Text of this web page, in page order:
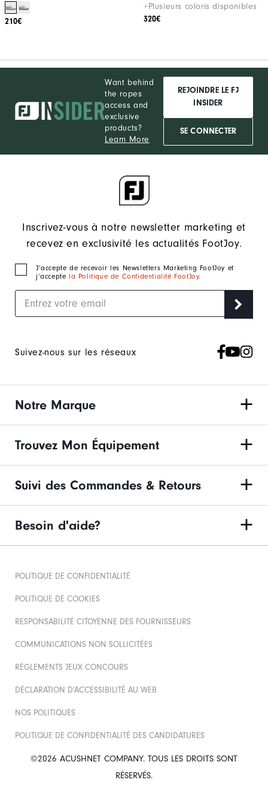
210€
+Plusieurs coloris disponibles
320€
Want behind
the ropes
access and
exclusive
products?
Learn More
REJOINDRE LE FJ
INSIDER
SE CONNECTER
Inscrivez-vous à notre newsletter marketing et
recevez en exclusivité les actualités FootJoy.
J‘accepte de recevoir les Newsletters Marketing FootJoy et
j’accepte la Politique de Confidentialité FootJoy.
Suivez-nous sur les réseaux
Notre Marque
Trouvez Mon Équipement
Suivi des Commandes & Retours
Besoin d'aide?
©2026 ACUSHNET COMPANY. TOUS LES DROITS SONT
RÉSERVÉS.
POLITIQUE DE CONFIDENTIALITÉ
POLITIQUE DE COOKIES
RESPONSABILITÉ CITOYENNE DES FOURNISSEURS
COMMUNICATIONS NON SOLLICITÉES
RÈGLEMENTS JEUX CONCOURS
DÉCLARATION D'ACCESSIBILITÉ AU WEB
NOS POLITIQUES
POLITIQUE DE CONFIDENTIALITÉ DES CANDIDATURES